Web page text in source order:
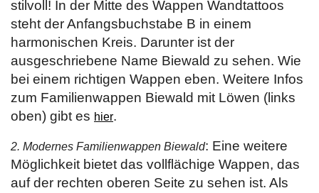
stilvoll! In der Mitte des Wappen Wandtattoos
steht der Anfangsbuchstabe B in einem
harmonischen Kreis. Darunter ist der
ausgeschriebene Name Biewald zu sehen. Wie
bei einem richtigen Wappen eben. Weitere Infos
zum Familienwappen Biewald mit Löwen (links
oben) gibt es hier.
2. Modernes Familienwappen Biewald: Eine weitere
Möglichkeit bietet das vollflächige Wappen, das
auf der rechten oberen Seite zu sehen ist. Als